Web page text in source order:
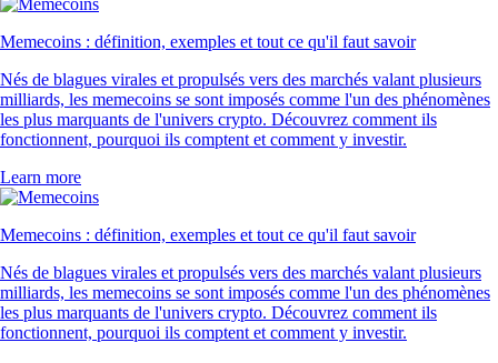
Memecoins : définition, exemples et tout ce qu'il faut savoir
Nés de blagues virales et propulsés vers des marchés valant plusieurs
milliards, les memecoins se sont imposés comme l'un des phénomènes
les plus marquants de l'univers crypto. Découvrez comment ils
fonctionnent, pourquoi ils comptent et comment y investir.
Learn more
Memecoins : définition, exemples et tout ce qu'il faut savoir
Nés de blagues virales et propulsés vers des marchés valant plusieurs
milliards, les memecoins se sont imposés comme l'un des phénomènes
les plus marquants de l'univers crypto. Découvrez comment ils
fonctionnent, pourquoi ils comptent et comment y investir.